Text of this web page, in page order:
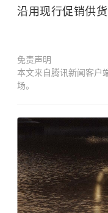
沿用现行促销供货
免责声明
本文来自腾讯新闻客户
场。